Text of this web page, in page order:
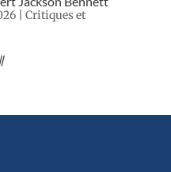
| Critiques et